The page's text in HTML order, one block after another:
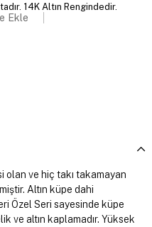
14K Altın Rengindedir.
Ekle
olan ve hiç takı takamayan
Altın küpe dahi
Özel Seri sayesinde küpe
ve altın kaplamadır. Yüksek